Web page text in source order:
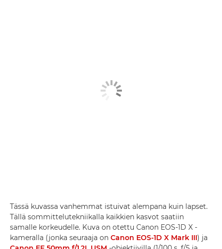
Tässä kuvassa vanhemmat istuivat alempana kuin lapset.
Tällä sommittelutekniikalla kaikkien kasvot saatiin
samalle korkeudelle. Kuva on otettu Canon EOS-1D X -
kameralla (jonka seuraaja on Canon EOS-1D X Mark III) ja